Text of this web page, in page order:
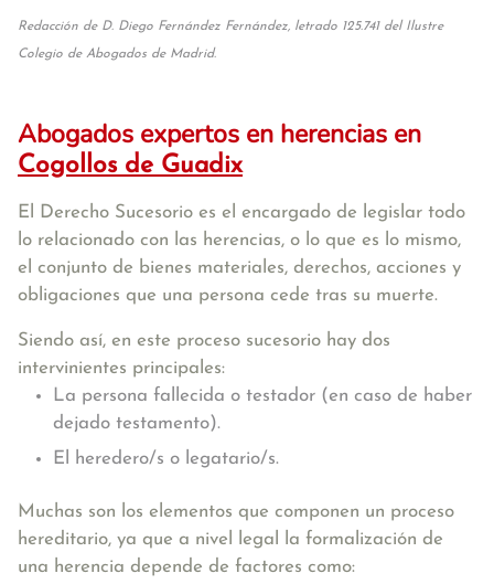
Redacción de D. Diego Fernández Fernández, letrado 125.741 del Ilustre
Colegio de Abogados de Madrid.
Abogados expertos en herencias en
Cogollos de Guadix
El Derecho Sucesorio es el encargado de legislar todo
lo relacionado con las herencias, o lo que es lo mismo,
el conjunto de bienes materiales, derechos, acciones y
obligaciones que una persona cede tras su muerte.
Siendo así, en este proceso sucesorio hay dos
intervinientes principales:
La persona fallecida o testador (en caso de haber
dejado testamento).
El heredero/s o legatario/s.
Muchas son los elementos que componen un proceso
hereditario, ya que a nivel legal la formalización de
una herencia depende de factores como: